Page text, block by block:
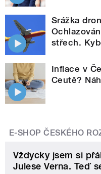
Srážka
střech.
Inflace v
Ceutě?
E-SHOP ČESKÉHO
Vždycky jsem si
Julese Verna. Teď